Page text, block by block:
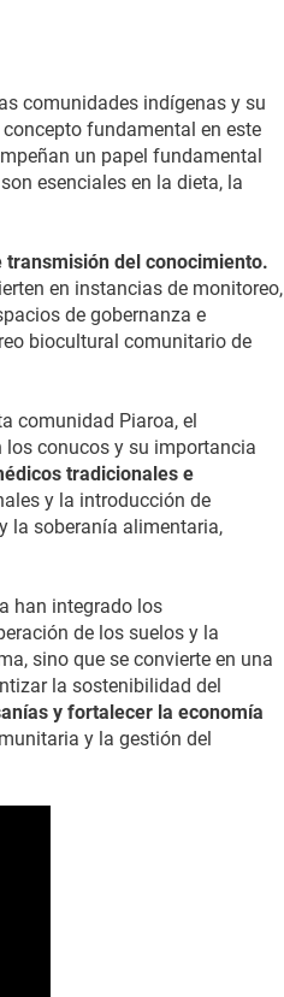
comunidades indígenas y su
fundamental en este
un papel fundamental
esenciales en la dieta, la
del conocimiento.
en instancias de monitoreo,
de gobernanza e
biocultural comunitario de
comunidad Piaroa, el
los conucos y su importancia
tradicionales e
y la introducción de
la soberanía alimentaria,
han integrado los
de los suelos y la
sino que se convierte en una
la sostenibilidad del
y fortalecer la economía
y la gestión del